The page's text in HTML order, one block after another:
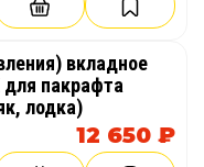
вкладное
пакрафта
лодка)
12 650 ₽